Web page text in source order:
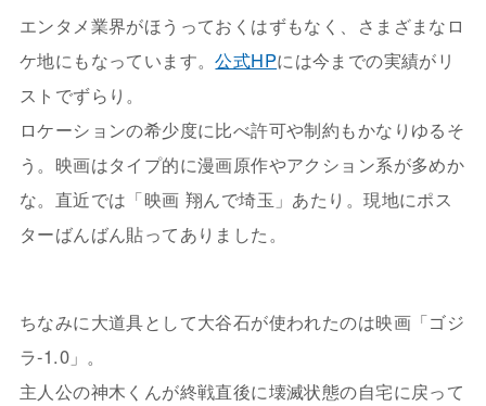
エンタメ業界がほうっておくはずもなく、さまざまなロ
ケ地にもなっています。公式HPには今までの実績がリ
ストでずらり。
ロケーションの希少度に比べ許可や制約もかなりゆるそ
う。映画はタイプ的に漫画原作やアクション系が多めか
な。直近では「映画 翔んで埼玉」あたり。現地にポス
ターばんばん貼ってありました。
ちなみに大道具として大谷石が使われたのは映画「ゴジ
ラ-1.0」。
主人公の神木くんが終戦直後に壊滅状態の自宅に戻って